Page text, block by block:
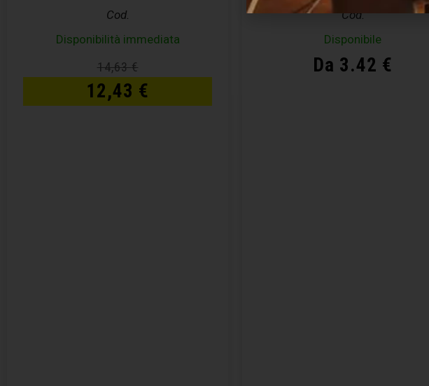
Cod.
Disponibilità immediata
14,63€
12,43 €
Cod.
Disponibile
Da 3.42 €